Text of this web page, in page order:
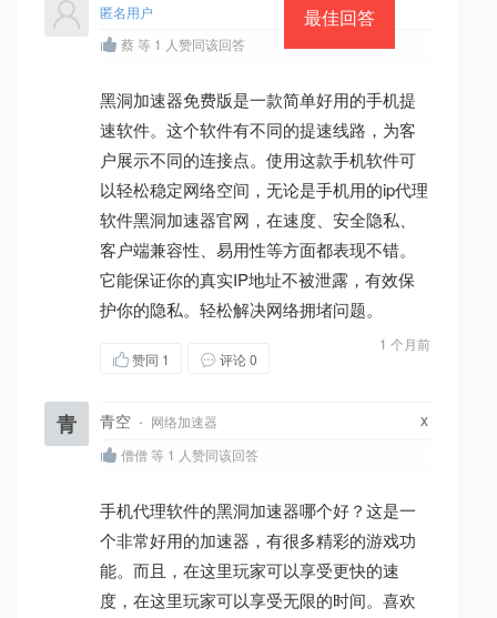
最佳回答
匿名用户
蔡 等 1 人赞同该回答
黑洞加速器免费版是一款简单好用的手机提
速软件。这个软件有不同的提速线路，为客
户展示不同的连接点。使用这款手机软件可
以轻松稳定网络空间，无论是手机用的ip代理
软件黑洞加速器官网，在速度、安全隐私、
客户端兼容性、易用性等方面都表现不错。
它能保证你的真实IP地址不被泄露，有效保
护你的隐私。轻松解决网络拥堵问题。
1 个月前
赞同 1 评论 0
青 青空 · 网络加速器 x
僧僧 等 1 人赞同该回答
手机代理软件的黑洞加速器哪个好？这是一
个非常好用的加速器，有很多精彩的游戏功
能。而且，在这里玩家可以享受更快的速
度，在这里玩家可以享受无限的时间。喜欢